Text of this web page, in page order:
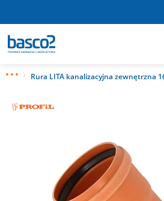
Rura LITA kanalizacyjna zewnętrzna